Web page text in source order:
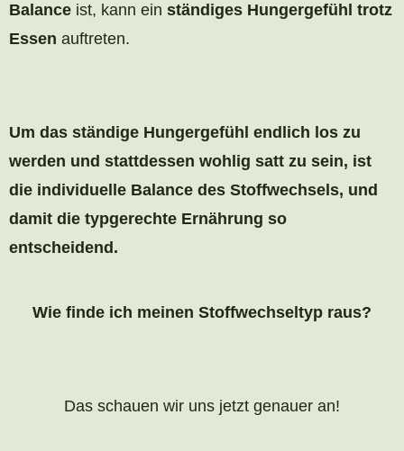
Balance ist, kann ein ständiges Hungergefühl trotz
Essen auftreten.
Um das ständige Hungergefühl endlich los zu
werden und stattdessen wohlig satt zu sein, ist
die individuelle Balance des Stoffwechsels, und
damit die typgerechte Ernährung so
entscheidend.
Wie finde ich meinen Stoffwechseltyp raus?
Das schauen wir uns jetzt genauer an!